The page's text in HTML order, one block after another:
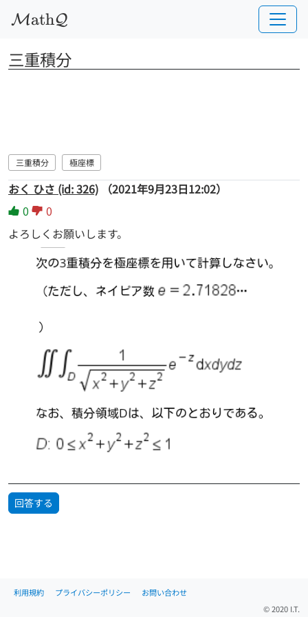
MathQ
三重積分
三重積分 極座標
おく ひさ (id: 326)
（2021年9月23日12:02）
0
0
よろしくお願いします。
回答する
利用規約 プライバシーポリシー
お問い合わせ
© 2020 I.T.